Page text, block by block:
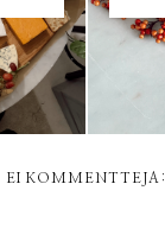
EI KOMMENTTEJA: